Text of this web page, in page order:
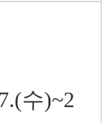
수)~2